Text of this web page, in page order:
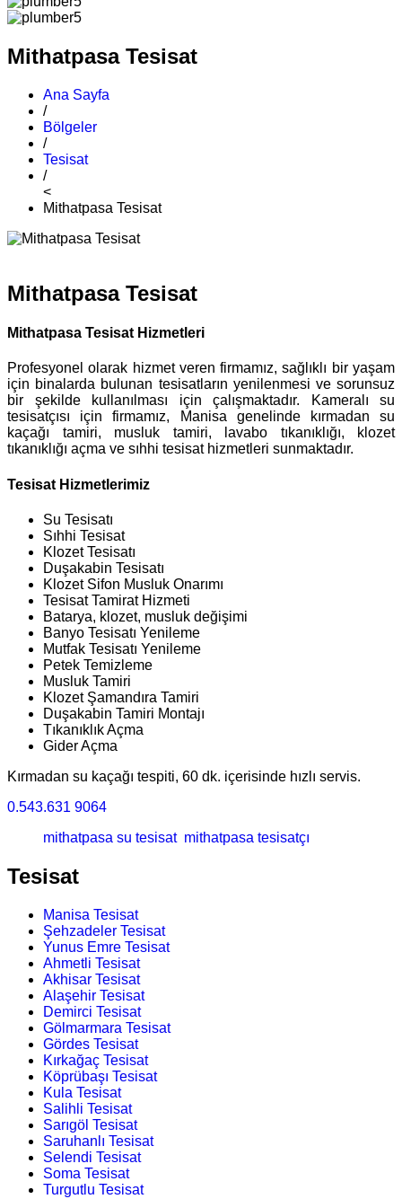
Mithatpasa Tesisat
Ana Sayfa
/
Bölgeler
/
Tesisat
/
<
Mithatpasa Tesisat
Mithatpasa Tesisat
Mithatpasa Tesisat Hizmetleri
Profesyonel olarak hizmet veren firmamız, sağlıklı bir yaşam
için binalarda bulunan tesisatların yenilenmesi ve sorunsuz
bir şekilde kullanılması için çalışmaktadır. Kameralı su
tesisatçısı için firmamız, Manisa genelinde kırmadan su
kaçağı tamiri, musluk tamiri, lavabo tıkanıklığı, klozet
tıkanıklığı açma ve sıhhi tesisat hizmetleri sunmaktadır.
Tesisat Hizmetlerimiz
Su Tesisatı
Sıhhi Tesisat
Klozet Tesisatı
Duşakabin Tesisatı
Klozet Sifon Musluk Onarımı
Tesisat Tamirat Hizmeti
Batarya, klozet, musluk değişimi
Banyo Tesisatı Yenileme
Mutfak Tesisatı Yenileme
Petek Temizleme
Musluk Tamiri
Klozet Şamandıra Tamiri
Duşakabin Tamiri Montajı
Tıkanıklık Açma
Gider Açma
Kırmadan su kaçağı tespiti, 60 dk. içerisinde hızlı servis.
0.543.631 9064
mithatpasa su tesisat mithatpasa tesisatçı
Tesisat
Manisa Tesisat
Şehzadeler Tesisat
Yunus Emre Tesisat
Ahmetli Tesisat
Akhisar Tesisat
Alaşehir Tesisat
Demirci Tesisat
Gölmarmara Tesisat
Gördes Tesisat
Kırkağaç Tesisat
Köprübaşı Tesisat
Kula Tesisat
Salihli Tesisat
Sarıgöl Tesisat
Saruhanlı Tesisat
Selendi Tesisat
Soma Tesisat
Turgutlu Tesisat